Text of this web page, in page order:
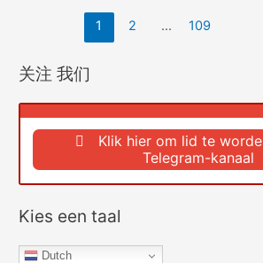
nodig
een
nieuw
project
te
Het
artikelen
1 2 ... 109
关注 我们
Klik hier om lid te
Telegram-kanaal
Kies een taal
Dutch